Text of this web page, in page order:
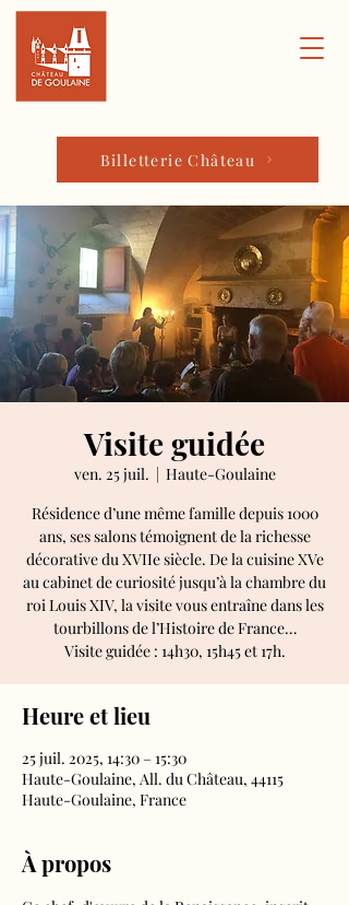
Billetterie Château
Visite guidée
ven. 25 juil.
  |
Haute-Goulaine
Résidence d’une même famille depuis 1000
ans, ses salons témoignent de la richesse
décorative du XVIIe siècle. De la cuisine XVe
au cabinet de curiosité jusqu’à la chambre du
roi Louis XIV, la visite vous entraîne dans les
tourbillons de l’Histoire de France…
Visite guidée : 14h30, 15h45 et 17h.
Heure et lieu
25 juil. 2025, 14:30 – 15:30
Haute-Goulaine, All. du Château, 44115
Haute-Goulaine, France
À propos